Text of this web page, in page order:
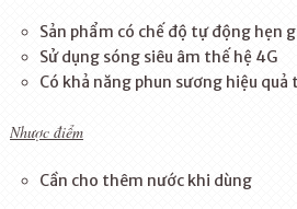
Sản phẩm có chế độ tự động hẹn
Sử dụng sóng siêu âm thế hệ 4G
Có khả năng phun sương hiệu
Nhược điểm
Cần cho thêm nước khi dùng